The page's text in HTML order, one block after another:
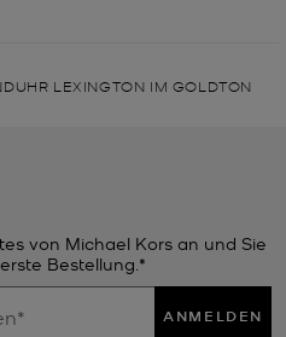
LEXINGTON IM GOLDTON
von Michael Kors an und Sie
Bestellung.*
ANMELDEN